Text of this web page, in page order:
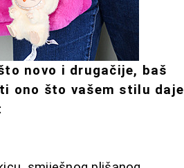
novo i drugačije, baš
ono što vašem stilu daje